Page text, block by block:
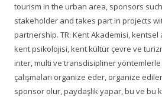
tourism in the urban area, sponsors
stakeholder and takes part in projects
partnership. TR: Kent Akademisi,
kent psikolojisi, kent kültür çevre ve
inter, multi ve transdisipliner
çalışmaları organize eder, organize
sponsor olur, paydaşlık yapar, bu ve bu